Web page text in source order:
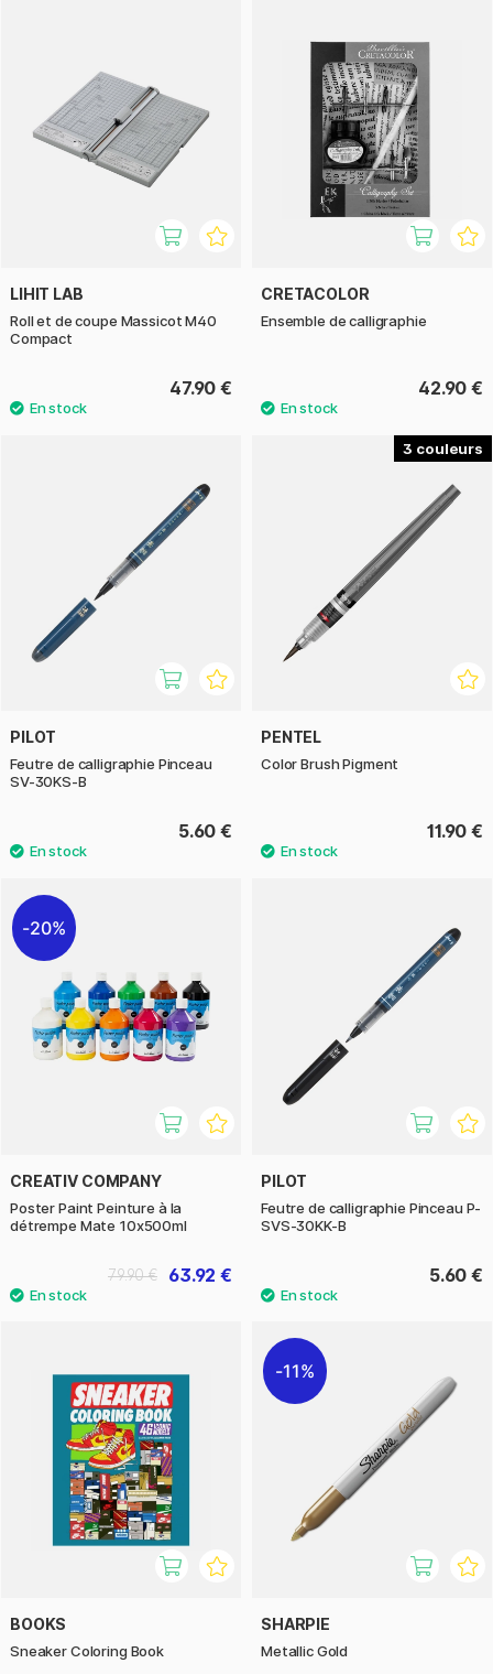
LIHIT LAB
Roll et de coupe Massicot M40
Compact
47.90 €
CRETACOLOR
Ensemble de calligraphie
42.90 €
PILOT
Feutre de calligraphie Pinceau
SV-30KS-B
5.60 €
3
PENTEL
Color Brush Pigment
11.90 €
20%
CREATIV COMPANY
Poster Paint Peinture à la
détrempe Mate 10x500ml
63.92 €
79.90 €
PILOT
Feutre de calligraphie Pinceau P-
SVS-30KK-B
5.60 €
BOOKS
Sneaker Coloring Book
11%
SHARPIE
Metallic Gold